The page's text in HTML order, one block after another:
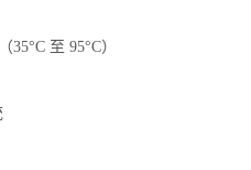
至 95°C）